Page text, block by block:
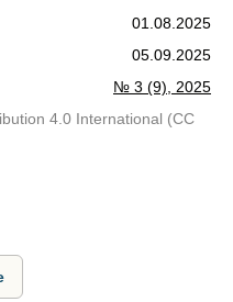
01.08.2025
05.09.2025
№ 3 (9), 2025
4.0 International (CC